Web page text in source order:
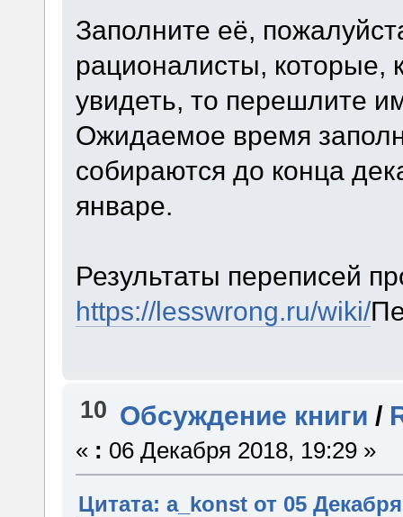
Заполните её,
рационалисты, которые,
увидеть, то перешлите
Ожидаемое время
собираются до конца
январе.
Результаты переписей
https://lesswrong.ru/wiki/
10 Обсуждение книги /
« : 06 Декабря 2018, 19:29 »
Цитата: a_konst от 05